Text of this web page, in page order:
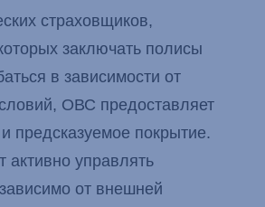
страховщиков,
заключать полисы
в зависимости от
ОВС предоставляет
предсказуемое покрытие.
активно управлять
от внешней